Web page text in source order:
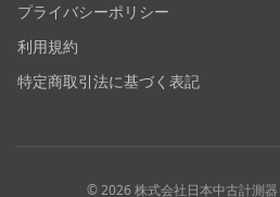
プライバシーポリシー
利用規約
特定商取引法に基づく表記
©2026株式会社日本中古計測器